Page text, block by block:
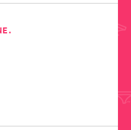
.